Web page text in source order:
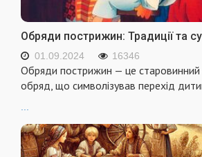
Обряди пострижин: Традиції та
01.09.2024 16346
Обряди пострижин — це старовинний
обряд, що символізував перехід